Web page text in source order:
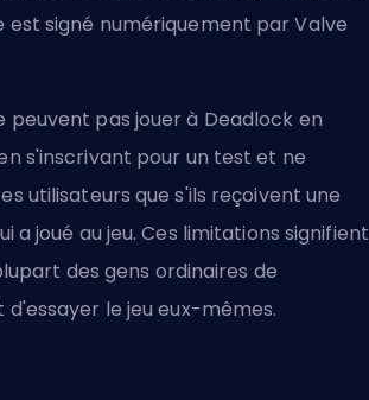
signé numériquement par Valve
peuvent pas jouer à Deadlock en
s'inscrivant pour un test et ne
utilisateurs que s'ils reçoivent une
a joué au jeu. Ces limitations signifient
des gens ordinaires de
le jeu eux-mêmes.